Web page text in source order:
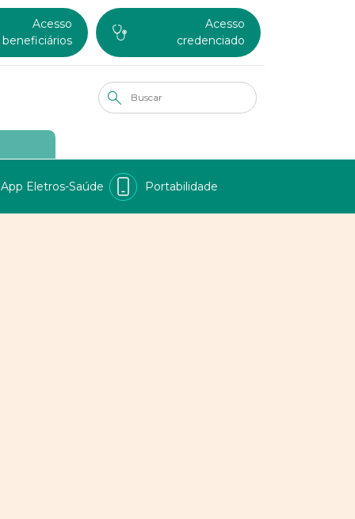
Acesso
beneficiários
Acesso
credenciado
App Eletros-Saúde Portabilidade